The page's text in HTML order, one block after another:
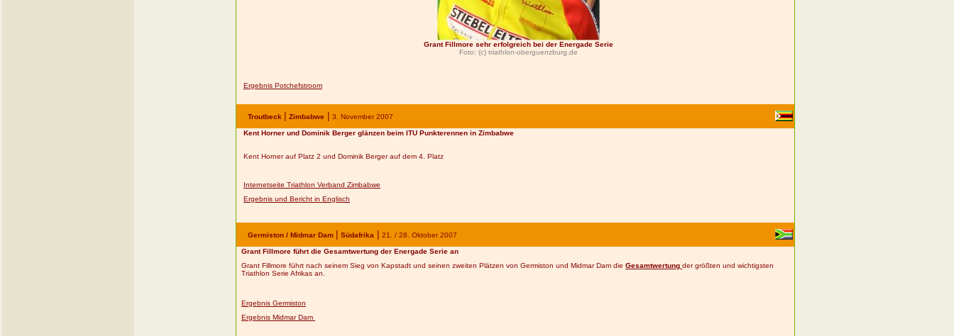
Grant Fillmore sehr erfolgreich bei der Energade Serie
Foto: (c) triathlon-oberguenzburg.de
Ergebnis Potchefstroom
Troutbeck Zimbabwe 3. November 2007
Kent Horner und Dominik Berger glänzen beim ITU Punkterennen in Zimbabwe
Kent Horner auf Platz 2 und Dominik Berger auf dem 4. Platz
Internetseite Triathlon Verband Zimbabwe
Ergebnis und Bericht in Englisch
Germiston / Midmar Dam Südafrika 21. / 28. Oktober 2007
Grant Fillmore führt die Gesamtwertung der Energade Serie an
Grant Fillmore führt nach seinem Sieg von Kapstadt und seinen zweiten Plätzen von Germiston und Midmar Dam die Gesamtwertung der größten und wichtigsten
Triathlon Serie Afrikas an.
Ergebnis Germiston
Ergebnis Midmar Dam